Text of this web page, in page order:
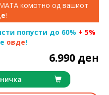
комотно од вашиот
!
попусти до 60% + 5%
овде!
6.990 ден